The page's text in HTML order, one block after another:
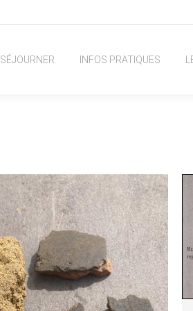
SÉJOURNER INFOS PRATIQUES